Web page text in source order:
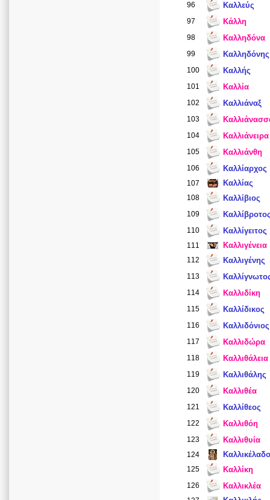
96 Καλλεύς
97 Κάλλη
98 Καλληδόνα
99 Καλληδόνης
100 Καλλής
101 Καλλία
102 Καλλιάναξ
103
104 Καλλιάνειρα
105 Καλλιάνθη
106 Καλλίαρχος
107 Καλλίας
108 Καλλίβιος
109
110 Καλλίγειτος
111 Καλλιγένεια
112 Καλλιγένης
113
114 Καλλιδίκη
115 Καλλίδικος
116 Καλλιδόνιος
117 Καλλιδώρα
118 Καλλιθάλεια
119 Καλλιθάλης
120 Καλλιθέα
121 Καλλίθεος
122 Καλλιθόη
123 Καλλιθυία
124
125 Καλλίκη
126 Καλλικλέα